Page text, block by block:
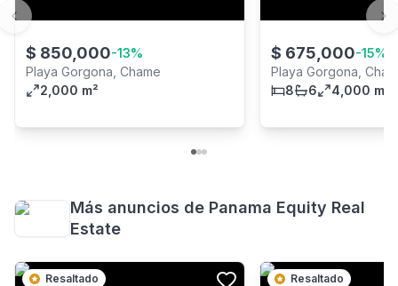
$ 850,000-13%
Playa Gorgona, Chame
2,000 m²
$ 675,000-15%
Playa Gorgona,
8
6 4,000 m²
Previous slide
Más anuncios de Panama Equity Real
Estate
Resaltado Resaltado